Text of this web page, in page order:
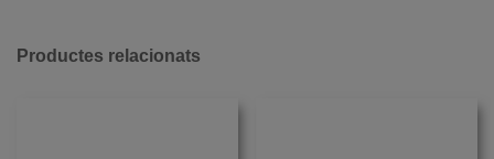
Productes relacionats